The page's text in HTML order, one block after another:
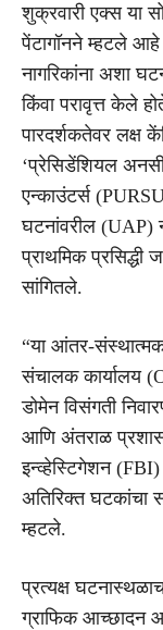
शुक्रवारी एक्स या
पेंटागॉनने म्हटले आहे
नागरिकांना अशा
किंवा परावृत्त केले
पारदर्शकतेवर लक्ष
‘प्रेसिडेंशियल
एन्काउंटर्स
घटनांवरील (UAP)
प्राथमिक प्रसिद्धी
सांगितले.
“या आंतर-संस्थात्मक
संचालक कार्यालय
डोमेन विसंगती
आणि अंतराळ
इन्व्हेस्टिगेशन
अतिरिक्त घटकांचा
म्हटले.
प्रत्यक्ष
ग्राफिक आच्छादन